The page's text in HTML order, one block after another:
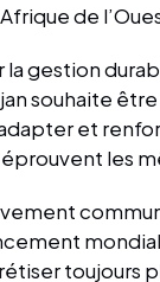
de
gestion
souhaite
et
les
toujours